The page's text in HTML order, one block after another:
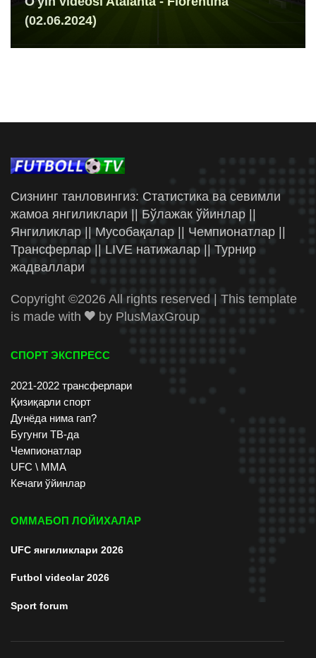
(02.06.2024)
Сизнинг танловингиз: Статистика ва севимли
жамоа янгиликлари || Бўлажак ўйинлар ||
Янгиликлар || Мусобақалар || Чемпионатлар ||
Трансферлар || LIVE натижалар || Турнир
жадваллари
Copyright ©2026 All rights reserved | This template
is made with
by PlusMaxGroup
СПОРТ ЭКСПРЕСС
2021-2022 трансферлари
Қизиқарли спорт
Дунёда нима гап?
Бугунги ТВ-да
Чемпионатлар
UFC \ ММА
Кечаги ўйинлар
ОММАБОП ЛОЙИХАЛАР
UFC янгиликлари 2026
Futbol videolar 2026
Sport forum